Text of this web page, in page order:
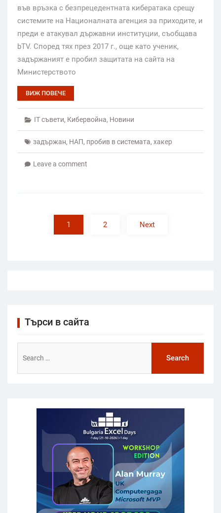
във връзка с безпрецедентната кибератака срещу
системите на Националната агенция за приходите, и
преди е атакувал държавни институции, съобщава
bTV. Според тях през 2017 г., още като ученик,
задържаният е пробил защитата на сайта на
Министерството
ВИЖ ПОВЕЧЕ
IT съвети, Кибервойна, Новини
задържан, НАП, пробив в системата, хакер
Leave a comment
pagination
1 2 Next
Търси в сайта
for: